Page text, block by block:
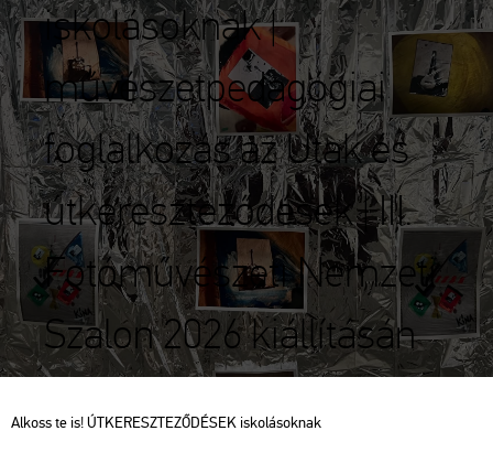
iskolásoknak |
művészetpedagógiai
foglalkozás az Utak és
útkereszteződések | III.
Fotóművészeti Nemzeti
Szalon 2026 kiállításán
Alkoss te is! ÚTKERESZTEZŐDÉSEK iskolásoknak